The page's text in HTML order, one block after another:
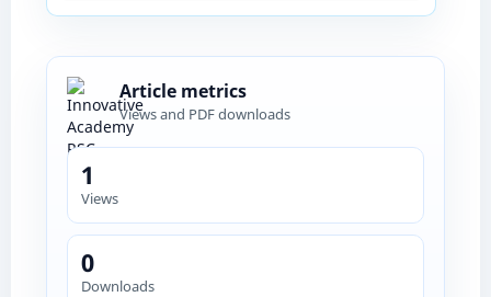
Article metrics
Views and PDF downloads
1
Views
0
Downloads